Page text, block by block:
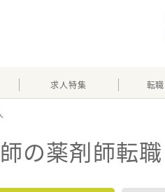
求人特集 転
の薬剤師転